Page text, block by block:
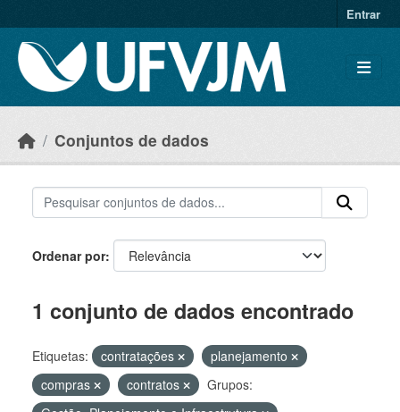
Entrar
Conjuntos de dados
Ordenar por
1 conjunto de dados encontrado
Etiquetas: contratações
planejamento
compras
contratos
Grupos: